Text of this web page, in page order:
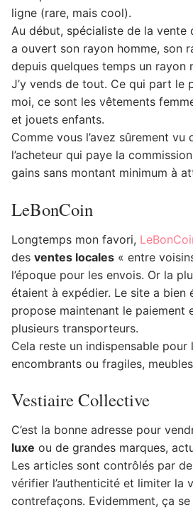
ligne (rare, mais cool).
Au début, spécialiste de la vente
a ouvert son rayon homme, son
depuis quelques temps un rayon
J’y vends de tout. Ce qui part le
moi, ce sont les vêtements
et jouets enfants.
Comme vous l’avez sûrement vu
l’acheteur qui paye la
gains sans montant minimum à
LeBonCoin
Longtemps mon favori,
des ventes locales « entre
l’époque pour les envois. Or la
étaient à expédier. Le site a bien
propose maintenant le paiement
plusieurs transporteurs.
Cela reste un indispensable pour
encombrants ou fragiles,
Vestiaire Collective
C’est la bonne adresse pour
luxe ou de grandes marques,
Les articles sont contrôlés par
vérifier l’authenticité et limiter la
contrefaçons. Evidemment, ça